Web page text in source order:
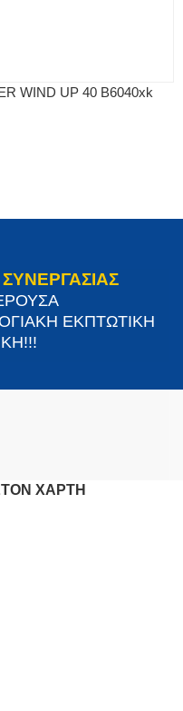
WIND UP 40 B6040xk
ΕΚΠΤΩΤΙΚΗ
ΧΆΡΤΗ